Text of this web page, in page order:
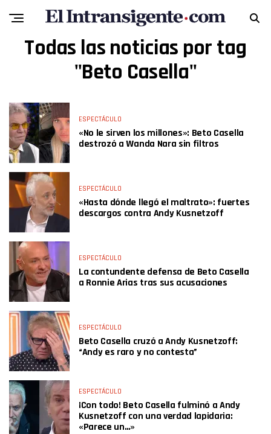
Todas las noticias por tag
"Beto Casella"
ESPECTÁCULO
«No le sirven los millones»: Beto Casella
destrozó a Wanda Nara sin filtros
ESPECTÁCULO
«Hasta dónde llegó el maltrato»: fuertes
descargos contra Andy Kusnetzoff
ESPECTÁCULO
La contundente defensa de Beto Casella
a Ronnie Arias tras sus acusaciones
ESPECTÁCULO
Beto Casella cruzó a Andy Kusnetzoff:
“Andy es raro y no contesta”
ESPECTÁCULO
¡Con todo! Beto Casella fulminó a Andy
Kusnetzoff con una verdad lapidaria:
«Parece un…»